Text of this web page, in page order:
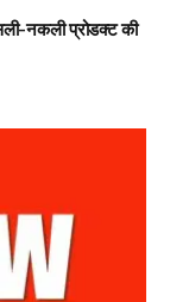
नकली प्रोडक्ट की